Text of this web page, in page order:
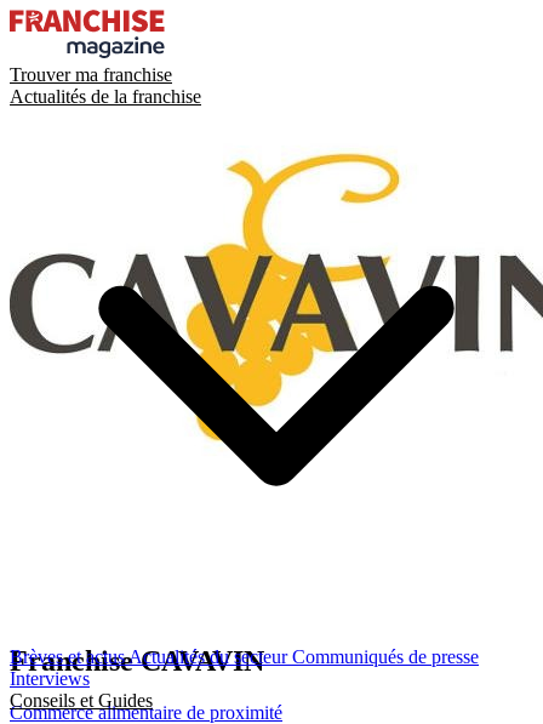
Trouver ma franchise
Actualités de la franchise
Brèves et actusActualités du secteurCommuniqués de presse
Interviews
Conseils et Guides
Franchise CAVAVIN
Commerce alimentaire de proximité